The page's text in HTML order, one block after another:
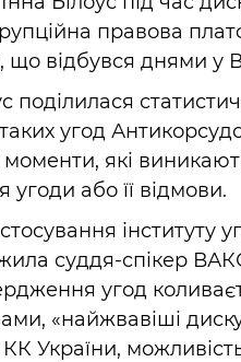
правова
що відбувся днями у
поділилася
угод
які
або її відмови.
інституту
суддя-спікер
угод
«найжвавіші
України,